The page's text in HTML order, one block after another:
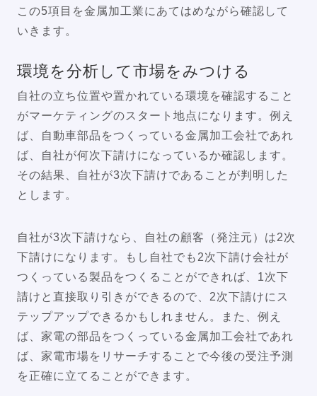
この5項目を金属加工業にあてはめながら確認して
いきます。
環境を分析して市場をみつける
自社の立ち位置や置かれている環境を確認すること
がマーケティングのスタート地点になります。例え
ば、自動車部品をつくっている金属加工会社であれ
ば、自社が何次下請けになっているか確認します。
その結果、自社が3次下請けであることが判明した
とします。
自社が3次下請けなら、自社の顧客（発注元）は2次
下請けになります。もし自社でも2次下請け会社が
つくっている製品をつくることができれば、1次下
請けと直接取り引きができるので、2次下請けにス
テップアップできるかもしれません。また、例え
ば、家電の部品をつくっている金属加工会社であれ
ば、家電市場をリサーチすることで今後の受注予測
を正確に立てることができます。